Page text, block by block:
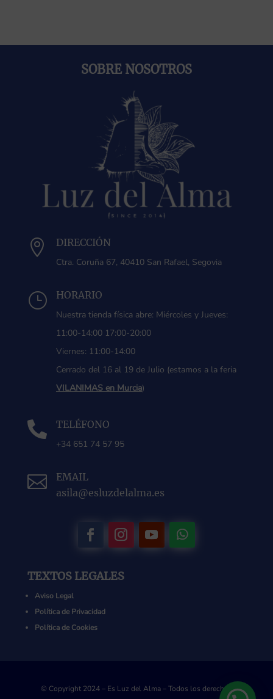
SOBRE NOSOTROS
 DIRECCIÓN
Ctra. Coruña 67, 40410 San Rafael, Segovia
} HORARIO
Nuestra tienda física abre: Miércoles y Jueves:
11:00-14:00 17:00-20:00
Viernes: 11:00-14:00
Cerrado del 16 al 19 de Julio (estamos a la feria
VILANIMAS en Murcia)
 TELÉFONO
+34 651 74 57 95

EMAIL
asila@esluzdelalma.es
TEXTOS LEGALES
Aviso Legal
Política de Privacidad
Política de Cookies
© Copyright 2024 – Es Luz del Alma – Todos los derechos